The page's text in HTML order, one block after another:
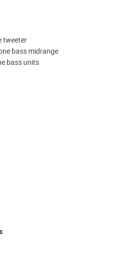
tweeter
bass midrange
bass units